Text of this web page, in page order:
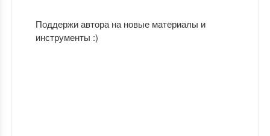
Поддержи автора на новые материалы и
инструменты :)